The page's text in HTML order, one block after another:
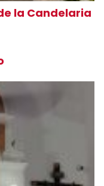
la Candelaria